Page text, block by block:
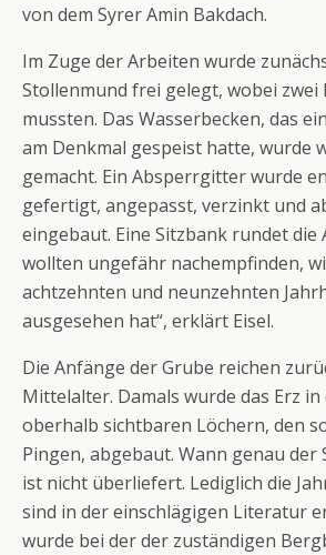
von dem Syrer Amin Bakdach.
Im Zuge der Arbeiten wurde
Stollenmund frei gelegt, wobei zwei
mussten. Das Wasserbecken, das
am Denkmal gespeist hatte, wurde
gemacht. Ein Absperrgitter wurde
gefertigt, angepasst, verzinkt und
eingebaut. Eine Sitzbank rundet die
wollten ungefähr nachempfinden,
achtzehnten und neunzehnten
ausgesehen hat“, erklärt Eisel.
Die Anfänge der Grube reichen
Mittelalter. Damals wurde das Erz
oberhalb sichtbaren Löchern, den
Pingen, abgebaut. Wann genau der
ist nicht überliefert. Lediglich die
sind in der einschlägigen Literatur
wurde bei der der zuständigen